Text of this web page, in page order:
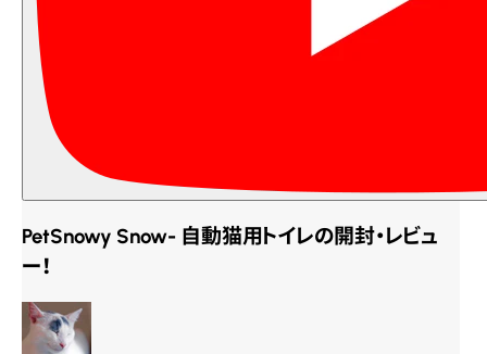
PetSnowy Snow- 自動猫用トイレの開封・レビュ
ー！